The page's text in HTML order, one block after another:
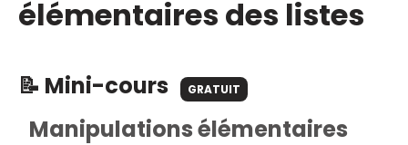
élémentaires des listes
📝 Mini-cours GRATUIT
Manipulations élémentaires